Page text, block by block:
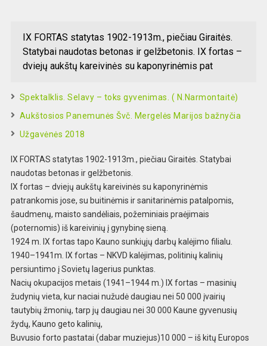
IX FORTAS statytas 1902-1913m., piečiau Giraitės.
Statybai naudotas betonas ir gelžbetonis. IX fortas –
dviejų aukštų kareivinės su kaponyrinėmis pat
Spektalklis. Selavy – toks gyvenimas. ( N.Narmontaitė)
Aukštosios Panemunės Švč. Mergelės Marijos bažnyčia
Užgavėnės 2018
IX FORTAS statytas 1902-1913m., piečiau Giraitės. Statybai
naudotas betonas ir gelžbetonis.
IX fortas – dviejų aukštų kareivinės su kaponyrinėmis
patrankomis jose, su buitinėmis ir sanitarinėmis patalpomis,
šaudmenų, maisto sandėliais, požeminiais praėjimais
(poternomis) iš kareivinių į gynybinę sieną.
1924 m. IX fortas tapo Kauno sunkiųjų darbų kalėjimo filialu.
1940–1941m. IX fortas – NKVD kalėjimas, politinių kalinių
persiuntimo į Sovietų lagerius punktas.
Nacių okupacijos metais (1941–1944 m.) IX fortas – masinių
žudynių vieta, kur naciai nužudė daugiau nei 50 000 įvairių
tautybių žmonių, tarp jų daugiau nei 30 000 Kaune gyvenusių
žydų, Kauno geto kalinių,
Buvusio forto pastatai (dabar muziejus)10 000 – iš kitų Europos